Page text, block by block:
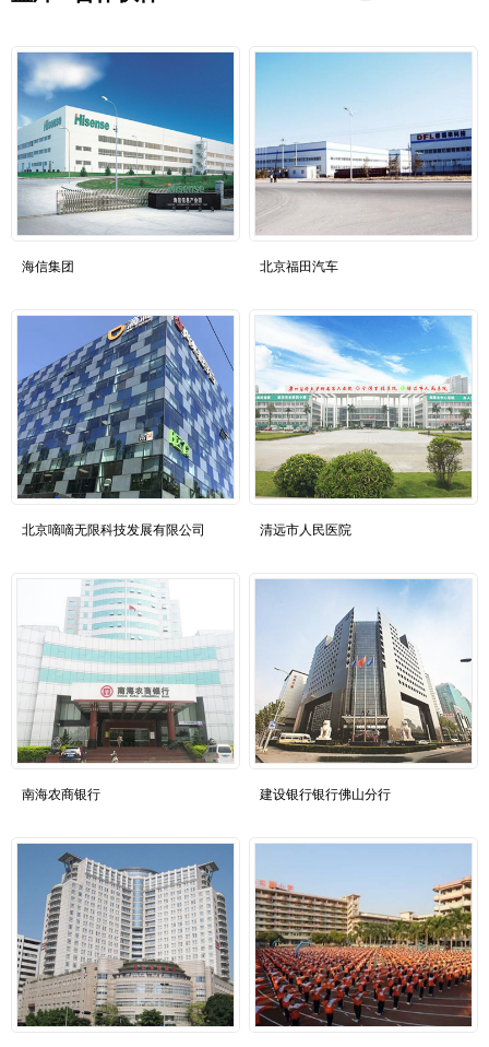
海信集团 北京福田汽车
北京嘀嘀无限科技发展有限公司 清远市人民医院
南海农商银行 建设银行银行佛山分行